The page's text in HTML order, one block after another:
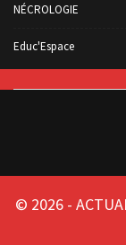
NÉCROLOGIE
Educ'Espace
© 2026 -